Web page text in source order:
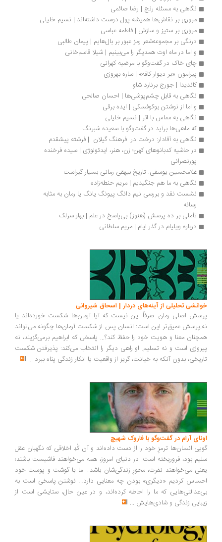
نگاهی به مسئله رنج | رضا صائمی
مروری بر نقاش‌ها همیشه پول دوست داشته‌اند | نسیم خلیلی
مروری بر ستیز و سازش | فاطمه عباسی
درنگی بر مجموعه‌شعر رمز عبور بر بال‌هایم | پیمان طالبی
و اما در ماه اوت همدیگر را می‌بینیم | شیلا قاسم‌خانی
چای خاک در گفت‌وگو با مرضیه کهرانی
پیرامون «بر دیوار کافه» | ساره بهروزی
کاندیدا | جورج برنارد شاو
نگاهی به قابل چشم‌پوشی‌ها | احسان صالحی
و اما از نوشتن بوکوفسکی | ایده برقی
نگاهی به مماس با اثر | نسیم خلیلی
که ماهی‌ها برآید در گفت‌وگو با سعیده شبرنگ
نگاهی به آقادار: درخت در  فرهنگ گیلان  | فرشته پیشقدم
در حاشیه کدبانوهای کهن؛ زن، هنر، ایدئولوژی | سیده فرخنده
پورنصرانی
غلامحسین یوسفی: تاریخ بیهقی رمانی بسیار گیراست
نگاهی به ما هم جنگیدیم | مریم حنطه‌زاده
نشست نقد و بررسی نیم دانگ پیونگ یانگ یا رمان به مثابه
تأملی بر ده پرسش (هنوز) بی‌پاسخ در علم | بهار سرلک
درباره ویلیام در گذر ایام | مریم سلطانی
تحلیلی از آینه‌های دردار | اسحاق شیروانی
اصلی رمان صرفاً این نیست که آیا آرمان‌ها شکست خورده‌اند یا
عمیق‌تر این است: انسان پس از شکست آرمان‌ها چگونه می‌تواند
معنا و هویت خود را حفظ کند؟... پاسخی که ابراهیم برمی‌گزیند، نه
است و نه تسلیم. او راهی دیگر را انتخاب می‌کند: پذیرفتن شکست
بدون آنکه به خیانت، گریز از واقعیت یا انکار زندگی پناه ببرد...
آرام در گفت‌وگو با فاروک شهیچ‭
انسان‌ها ترمزِ خود را از دست داده‌اند و آن کُدِ اخلاقی که نگهبان عقل
بود، فروریخته است. در دنیای امروز، همه می‌خواهند فاشیست باشند؛
می‌خواهند نفرت، محورِ زندگی‌شان باشد... ما با گوشت و پوست خود
کردیم «دیگری» بودن چه معنایی دارد... نوشتن پاسخی است به
که ما را احاطه کرده‌اند، و در عین حال، ستایشی است از
زندگی و شادی‌هایش...